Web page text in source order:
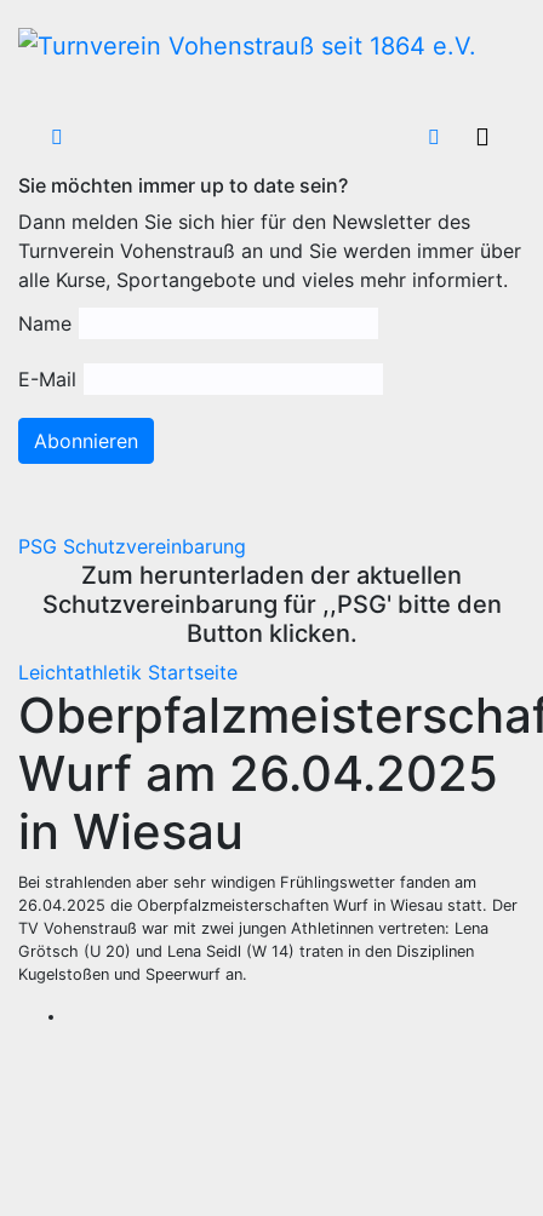
Inhalt
Sie möchten immer up to date sein?
Dann melden Sie sich hier für den Newsletter des
Turnverein Vohenstrauß an und Sie werden immer über
alle Kurse, Sportangebote und vieles mehr informiert.
Name
E-Mail
Abonnieren
PSG Schutzvereinbarung
Zum herunterladen der aktuellen
Schutzvereinbarung für ,,PSG' bitte den
Button klicken.
Leichtathletik Startseite
Wurf am 26.04.2025
in Wiesau
Bei strahlenden aber sehr windigen Frühlingswetter fanden am
26.04.2025 die Oberpfalzmeisterschaften Wurf in Wiesau statt. Der
TV Vohenstrauß war mit zwei jungen Athletinnen vertreten: Lena
Grötsch (U 20) und Lena Seidl (W 14) traten in den Disziplinen
Kugelstoßen und Speerwurf an.